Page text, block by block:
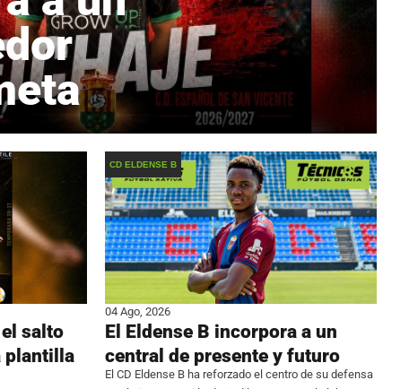
el salto
plantilla
CD ELDENSE B
04 Ago, 2026
El Eldense B incorpora a un
central de presente y futuro
El CD Eldense B ha reforzado el centro de su defensa